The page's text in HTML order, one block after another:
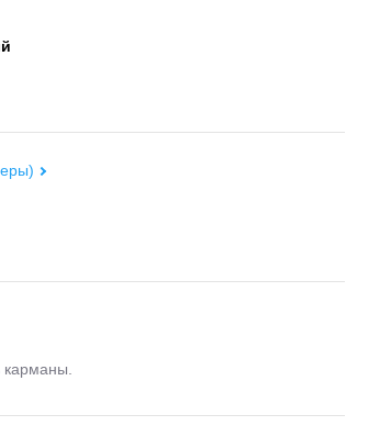
карманы.